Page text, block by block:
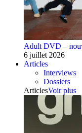
Adult DVD –
6 juillet 2026
Articles
Interviews
Dossiers
ArticlesVoir plus